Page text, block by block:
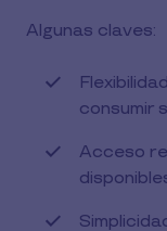
Algunas claves:
consumir
Acceso